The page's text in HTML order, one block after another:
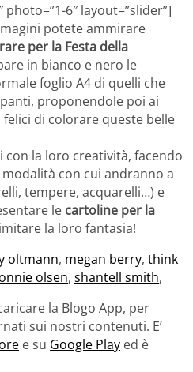
6″ layout=”slider”]
potete ammirare
per la Festa della
in bianco e nero le
foglio A4 di quelli che
proponendole poi ai
di colorare queste belle
con la loro creatività, facendo
con cui andranno a
tempere, acquarelli…) e
le cartoline per la
la loro fantasia!
oltmann, megan berry, think
olsen, shantell smith,
la Blogo App, per
sui nostri contenuti. E’
e su Google Play ed è